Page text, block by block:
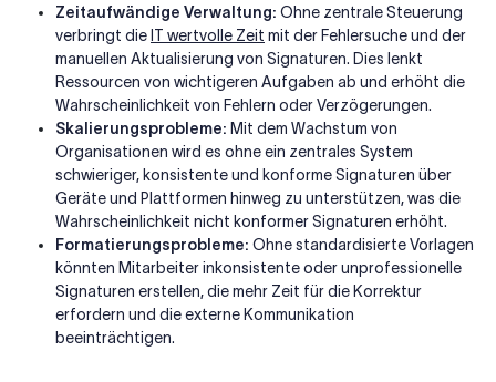
Zeitaufwändige Verwaltung: Ohne zentrale Steuerung
verbringt die IT wertvolle Zeit mit der Fehlersuche und der
manuellen Aktualisierung von Signaturen. Dies lenkt
Ressourcen von wichtigeren Aufgaben ab und erhöht die
Wahrscheinlichkeit von Fehlern oder Verzögerungen.
Skalierungsprobleme: Mit dem Wachstum von
Organisationen wird es ohne ein zentrales System
schwieriger, konsistente und konforme Signaturen über
Geräte und Plattformen hinweg zu unterstützen, was die
Wahrscheinlichkeit nicht konformer Signaturen erhöht.
Formatierungsprobleme: Ohne standardisierte Vorlagen
könnten Mitarbeiter inkonsistente oder unprofessionelle
Signaturen erstellen, die mehr Zeit für die Korrektur
erfordern und die externe Kommunikation
beeinträchtigen.